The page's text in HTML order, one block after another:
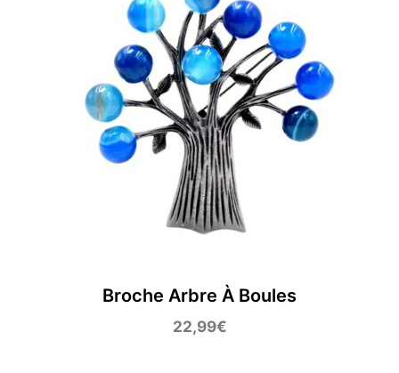
Broche Arbre À Boules
22,99€